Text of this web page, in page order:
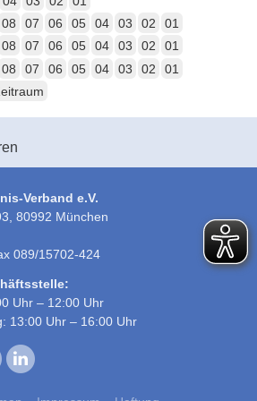
08 07 06 05 04 03 02 01
08 07 06 05 04 03 02 01
08 07 06 05 04 03 02
01
Verband e.V.
80992 München
089/15702-424
Uhr – 12:00 Uhr
13:00 Uhr – 16:00 Uhr